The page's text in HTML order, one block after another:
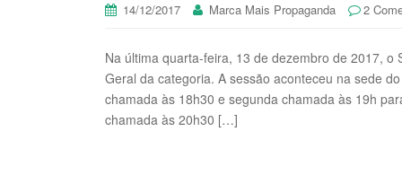
14/12/2017 Marca Mais Propaganda 2
Na última quarta-feira, 13 de dezembro de 2017,
Geral da categoria. A sessão aconteceu na sede
chamada às 18h30 e segunda chamada às 19h
chamada às 20h30 […]